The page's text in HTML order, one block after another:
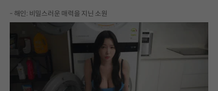
- 해인: 비밀스러운 매력을 지닌 소원